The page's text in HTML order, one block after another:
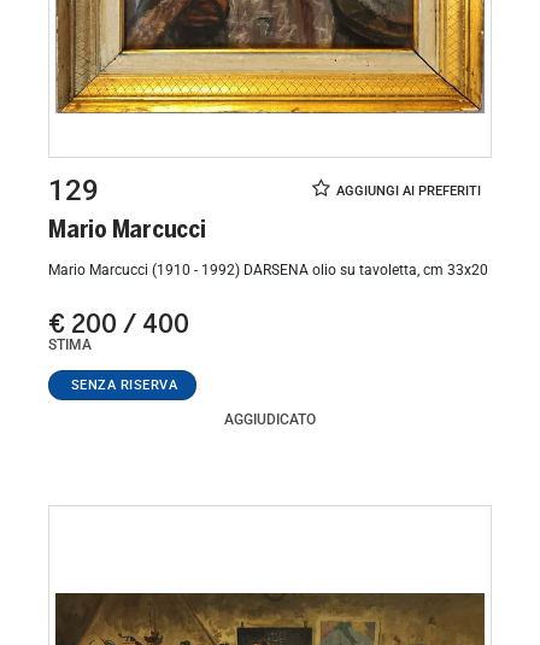
129
Mario Marcucci
Mario Marcucci (1910 - 1992) DARSENA olio su tavoletta, cm 33x20
€ 200 / 400
STIMA
AGGIUDICATO